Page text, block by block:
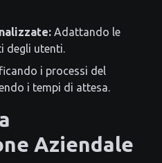
Adattando le
degli utenti.
i processi del
i tempi di attesa.
Aziendale